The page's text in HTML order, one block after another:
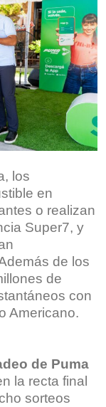
los
en
o realizan
Super7, y
de los
de
con
Americano.
de Puma
la recta final
sorteos